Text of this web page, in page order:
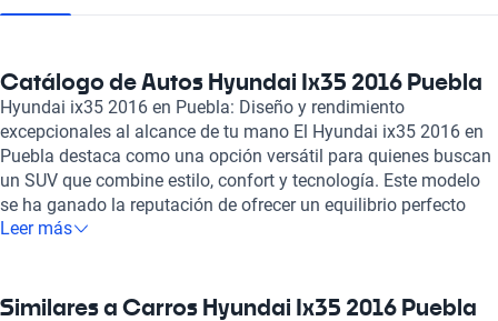
Catálogo de Autos Hyundai Ix35 2016 Puebla
Hyundai ix35 2016 en Puebla: Diseño y rendimiento
excepcionales al alcance de tu mano El Hyundai ix35 2016 en
Puebla destaca como una opción versátil para quienes buscan
un SUV que combine estilo, confort y tecnología. Este modelo
se ha ganado la reputación de ofrecer un equilibrio perfecto
entre un diseño moderno y una funcionalidad altamente
la atención en la carretera, sino que también proporciona una
Leer más
Similares a Carros Hyundai Ix35 2016 Puebla